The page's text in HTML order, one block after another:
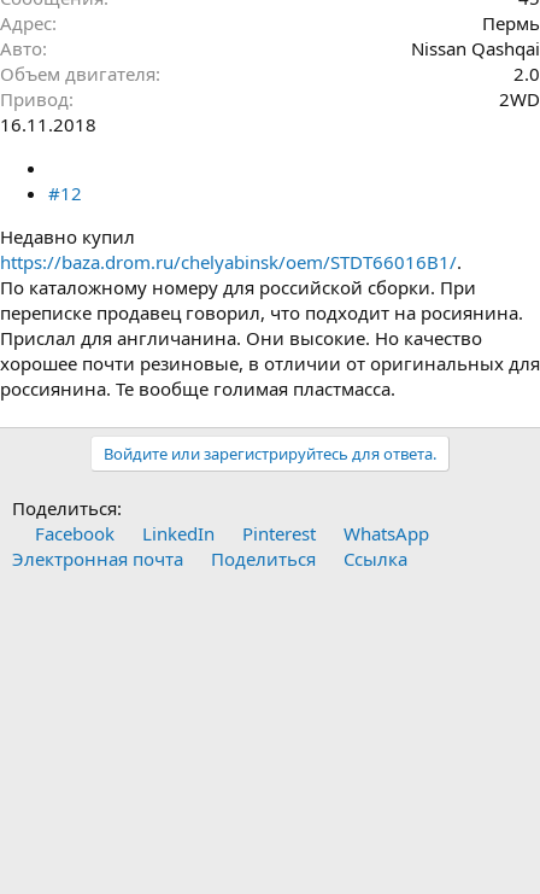
Адрес
Пермь
Авто
Nissan Qashqai
Объем двигателя
2.0
Привод
2WD
16.11.2018
#12
Недавно купил
https://baza.drom.ru/chelyabinsk/oem/STDT66016B1/.
По каталожному номеру для российской сборки. При
переписке продавец говорил, что подходит на росиянина.
Прислал для англичанина. Они высокие. Но качество
хорошее почти резиновые, в отличии от оригинальных для
россиянина. Те вообще голимая пластмасса.
Войдите или зарегистрируйтесь для ответа.
Поделиться:
Facebook
LinkedIn Pinterest
WhatsApp
Электронная почта
Поделиться Ссылка